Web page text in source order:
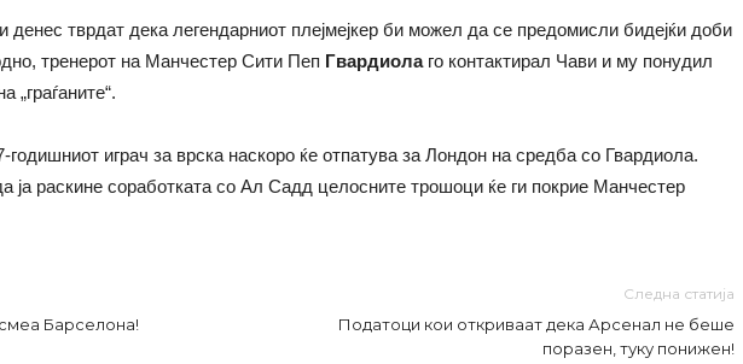
тврдат дека легендарниот плејмејкер би можел да се предомисли бидејќи доби
тренерот на Манчестер Сити Пеп Гвардиола го контактирал Чави и му понудил
„граѓаните“.
играч за врска наскоро ќе отпатува за Лондон на средба со Гвардиола.
ја раскине соработката со Ал Садд целосните трошоци ќе ги покрие Манчестер
Барселона!
Следна статија
Податоци кои откриваат дека Арсенал не беше
поразен, туку понижен!